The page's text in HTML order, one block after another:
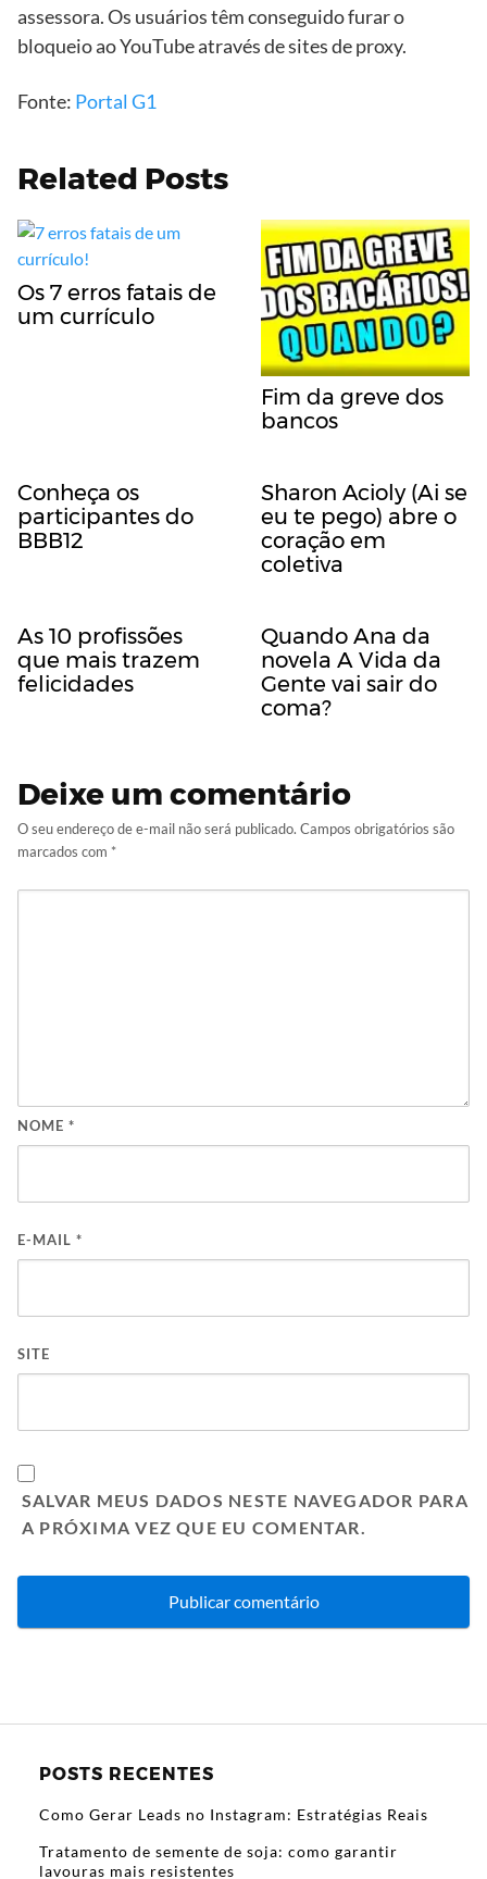
assessora. Os usuários têm conseguido furar o
bloqueio ao YouTube através de sites de proxy.
Fonte: Portal G1
Related Posts
Os 7 erros fatais de
um currículo
Fim da greve dos
bancos
Conheça os
participantes do
BBB12
Sharon Acioly (Ai se
eu te pego) abre o
coração em
coletiva
As 10 profissões
que mais trazem
felicidades
Quando Ana da
novela A Vida da
Gente vai sair do
coma?
Deixe um comentário
O seu endereço de e-mail não será publicado. Campos obrigatórios são
marcados com *
NOME *
E-MAIL *
SITE
SALVAR MEUS DADOS NESTE NAVEGADOR PARA
A PRÓXIMA VEZ QUE EU COMENTAR.
POSTS RECENTES
Como Gerar Leads no Instagram: Estratégias Reais
Tratamento de semente de soja: como garantir
lavouras mais resistentes